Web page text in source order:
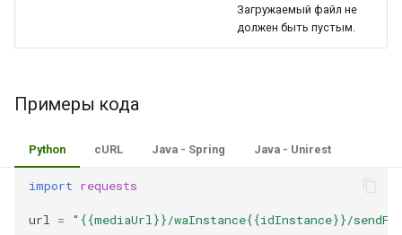
Загружаемый файл не
должен быть пустым.
Примеры кода
Python cURL Java - Spring Java - Unirest
import requests
url = "{{mediaUrl}}/waInstance{{idInstance}}/